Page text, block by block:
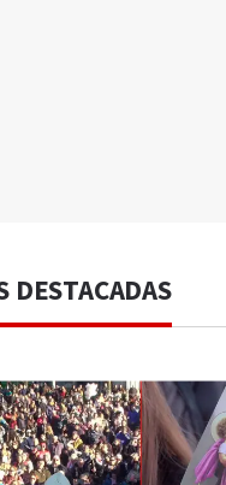
DESTACADAS